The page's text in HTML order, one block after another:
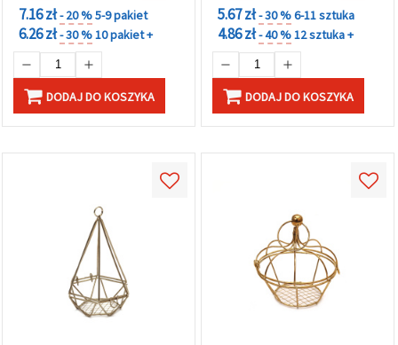
7.16 zł- 20 %5-9 pakiet
6.26 zł- 30 %10 pakiet +
DODAJ DO KOSZYKA
5.67 zł- 30 %6-11 sztuka
4.86 zł- 40 %12 sztuka +
DODAJ DO KOSZYKA